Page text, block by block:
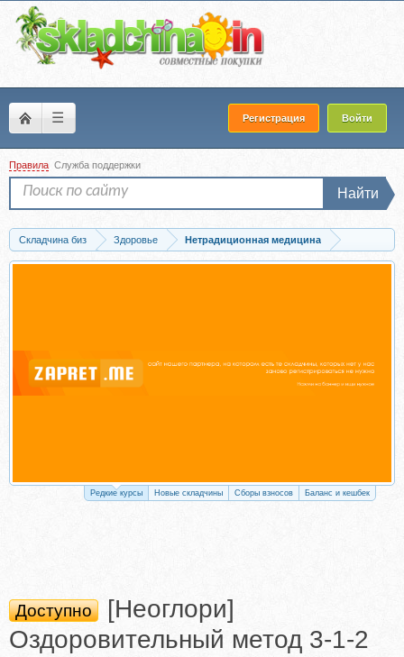
☰ Регистрация Войти
Правила Служба поддержки
Найти
Складчина биз Здоровье
Нетрадиционная медицина
Скачать [Неоглори] Оздоровительный метод 3-1-2
Редкие курсы Новые складчины Сборы взносов Баланс и кешбек
Доступно
[Неоглори]
Оздоровительный метод 3-1-2